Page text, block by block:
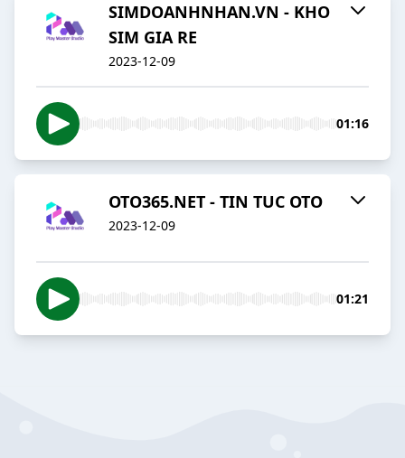
SIMDOANHNHAN.VN - KHO
SIM GIA RE
2023-12-09
01:16
OTO365.NET - TIN TUC OTO
2023-12-09
01:21